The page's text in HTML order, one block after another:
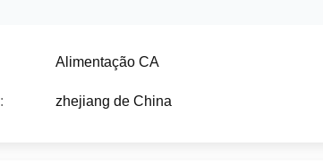
Alimentação CA
zhejiang de China